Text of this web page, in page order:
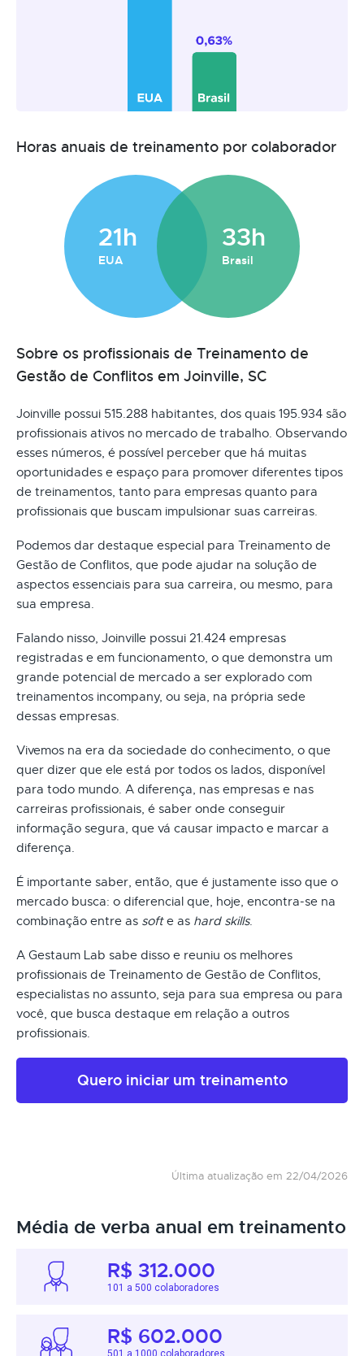
Horas anuais de treinamento por colaborador
21h
EUA
33h
Brasil
Sobre os profissionais de Treinamento de
Gestão de Conflitos em Joinville, SC
Joinville possui 515.288 habitantes, dos quais 195.934 são
profissionais ativos no mercado de trabalho. Observando
esses números, é possível perceber que há muitas
oportunidades e espaço para promover diferentes tipos
de treinamentos, tanto para empresas quanto para
profissionais que buscam impulsionar suas carreiras.
Podemos dar destaque especial para Treinamento de
Gestão de Conflitos, que pode ajudar na solução de
aspectos essenciais para sua carreira, ou mesmo, para
sua empresa.
Falando nisso, Joinville possui 21.424 empresas
registradas e em funcionamento, o que demonstra um
grande potencial de mercado a ser explorado com
treinamentos incompany, ou seja, na própria sede
dessas empresas.
Vivemos na era da sociedade do conhecimento, o que
quer dizer que ele está por todos os lados, disponível
para todo mundo. A diferença, nas empresas e nas
carreiras profissionais, é saber onde conseguir
informação segura, que vá causar impacto e marcar a
diferença.
É importante saber, então, que é justamente isso que o
mercado busca: o diferencial que, hoje, encontra-se na
combinação entre as softe as hard skills.
A Gestaum Lab sabe disso e reuniu os melhores
profissionais de Treinamento de Gestão de Conflitos,
especialistas no assunto, seja para sua empresa ou para
você, que busca destaque em relação a outros
profissionais.
Quero iniciar um treinamento
Última atualização em 22/04/2026
Média de verba anual em treinamento
R$ 312.000
101 a 500 colaboradores
R$ 602.000
501 a 1000 colaboradores